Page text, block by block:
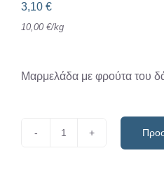
3,10 €
10,00 €/kg
Μαρμελάδα με φρούτα του